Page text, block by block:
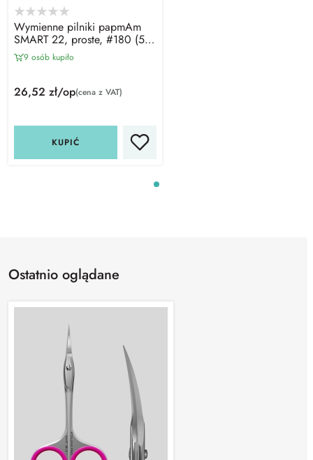
Wymienne pilniki papmAm
SMART 22, proste, #180 (50
szt), Staleks PRO
9 osób kupiło
26,52 zł/op(cena z VAT)
KUPIĆ
Ostatnio oglądane